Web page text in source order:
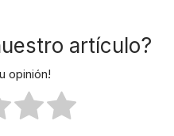
artículo?
opinión!